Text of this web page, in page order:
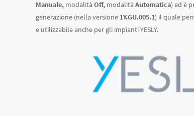
Manuale, modalitàOff, modalitàAutomatica)ed è
generazione (nella versione 1Y.GU.005.1) il quale
e utilizzabile anche per gli impianti YESLY.